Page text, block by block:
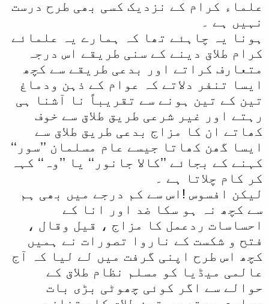
علماء کرام کے نزدیک کسی بھی طرح درست
نہیں ہے ۔
ہونا یہ چاہئے تھا کہ ہمارے یہ علمائے
کرام طلاق دینے کے سنی طریقے اس درجہ
متعارف کراتے اور بدعی طریقے سے کچھ
ایسا تنفر دلاتے کہ عوام کے ذہن ودماغ
تین کے تین ہونے سے تقریباً نا آشنا ہی
رہتے اور غیر شرعی طریق طلاق سے خوف
کھاتے ان کا مزاج بدعی طریق طلاق سے
ایسا گھن کھاتا جیسے عام مسلمان ’’سور‘‘
کہنے کے بجائے ’’کالا جانور‘‘ یا ’’وہ‘‘ کہہ
کر کام چلاتا ہے ۔
لیکن افسوس !اس سے کم درجے میں بھی ہم
سے کچھ نہ ہو سکا ضد اور انا کے
احساسات ردعمل کا مزاج ، قیل وقال ،
فتح و شکست کے ناروا تصورات نے ہمیں
کچھ اس طرح اپنی گرفت میں لے لیا کہ آج
عالمی میڈیا کو مسلم نظام طلاق کے
حوالے سے اگر کوئی چھوٹی بڑی بات